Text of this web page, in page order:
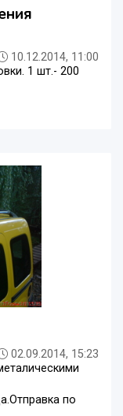
10.12.2014, 11:00
1 шт.- 200
02.09.2014, 15:23
по